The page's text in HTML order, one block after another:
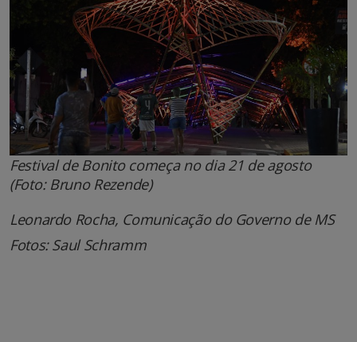
Festival de Bonito começa no dia 21 de agosto
(Foto: Bruno Rezende)
Leonardo Rocha, Comunicação do Governo de MS
Fotos: Saul Schramm